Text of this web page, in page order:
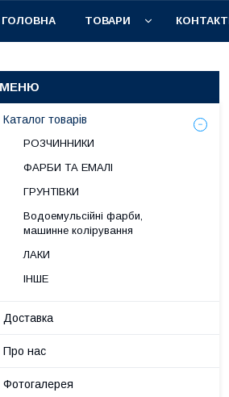
ГОЛОВНА ТОВАРИ
Каталог товарів
РОЗЧИННИКИ
ФАРБИ ТА ЕМАЛІ
ГРУНТІВКИ
Водоемульсійні фарби,
машинне колірування
ЛАКИ
ІНШЕ
Доставка
Про нас
Фотогалерея